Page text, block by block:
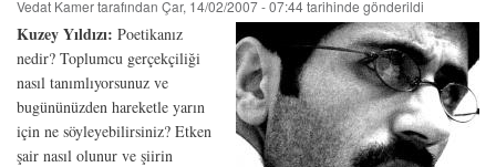
Vedat Kamertarafından Çar, 14/02/2007 - 07:44tarihinde gönderildi
Kuzey Yıldızı: Poetikanız
nedir? Toplumcu gerçekçiliği
nasıl tanımlıyorsunuz ve
bugününüzden hareketle yarın
için ne söyleyebilirsiniz? Etken
şair nasıl olunur ve şiirin